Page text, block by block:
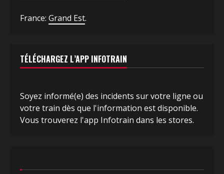
France: Grand Est.
TÉLÉCHARGEZ L’APP INFOTRAIN
Soyez informé(e) des incidents sur votre ligne ou
votre train dès que l'information est disponible.
Vous trouverez l'app Infotrain dans les stores.